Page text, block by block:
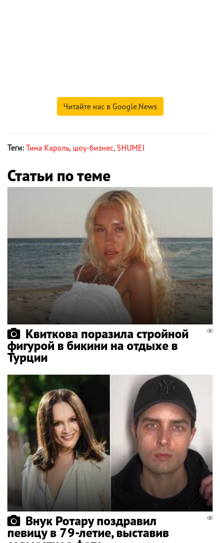
Читайте нас в Google.News
Теги: Тина Кароль, шоу-бизнес, SHUMEI
Статьи по теме
Квиткова поразила стройной
фигурой в бикини на отдыхе в
Турции
Внук Ротару поздравил
певицу в 79-летие, выставив